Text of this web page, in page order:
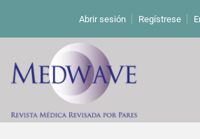
Abrir sesión Regístrese